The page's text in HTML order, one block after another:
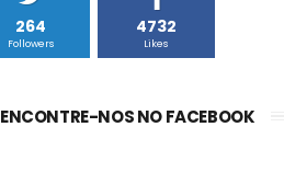
264
Followers
4732
Likes
ENCONTRE-NOS NO FACEBOOK